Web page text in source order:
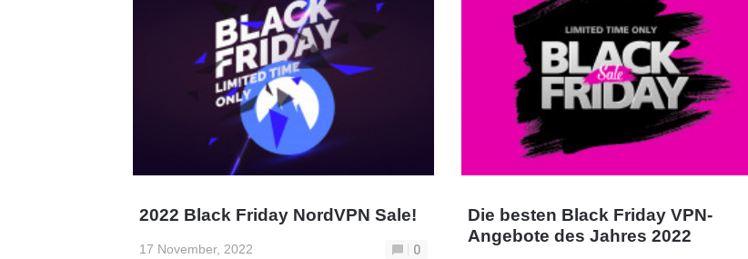
2022 Black Friday NordVPN Sale!
17 November, 2022 0
Die besten Black Friday VPN-
Angebote des Jahres 2022